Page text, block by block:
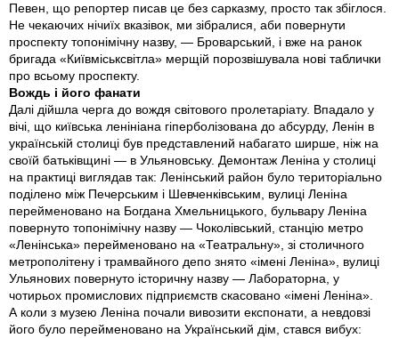
Певен, що репортер писав це без сарказму, просто так збiглося.
Не чекаючих нiчиїх вказiвок, ми зiбралися, аби повернути
проспекту топонiмiчну назву, — Броварський, i вже на ранок
бригада «Київмiськсвiтла» мерщiй порозвiшувала новi таблички
про всьому проспекту.
Вождь і його фанати
Далi дiйшла черга до вождя свiтового пролетарiату. Впадало у
вiчi, що київська ленiнiана гiперболiзована до абсурду, Ленiн в
українськiй столицi був представлений набагато ширше, нiж на
своїй батькiвщинi — в Ульяновську. Демонтаж Ленiна у столицi
на практицi виглядав так: Ленiнський район було територiально
подiлено мiж Печерським i Шевченкiвським, вулицi Ленiна
перейменовано на Богдана Хмельницького, бульвару Ленiна
повернуто топонiмiчну назву — Чоколiвський, станцiю метро
«Ленiнська» перейменовано на «Театральну», зi столичного
метрополiтену i трамвайного депо знято «iменi Ленiна», вулицi
Ульянових повернуто iсторичну назву — Лабораторна, у
чотирьох промислових пiдприємств скасовано «iменi Ленiна».
А коли з музею Ленiна почали вивозити експонати, а невдовзi
його було перейменовано на Український дiм, стався вибух: